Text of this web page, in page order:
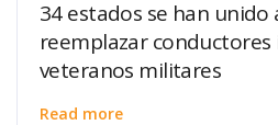
34 estados se han unido
reemplazar
veteranos militares
Read more